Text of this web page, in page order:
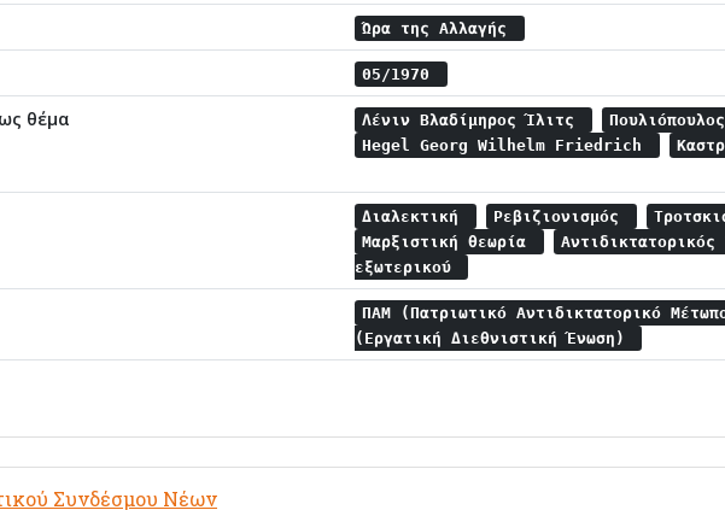
Ώρα της Αλλαγής
05/1970
θέμα Λένιν Βλαδίμηρος Ίλιτς
Hegel Georg Wilhelm Friedrich
Διαλεκτική Ρεβιζιονισμός
Μαρξιστική θεωρία
Αντιδικτατορικός
εξωτερικού
ΠΑΜ (Πατριωτικό Αντιδικτατορικό
(Εργατική Διεθνιστική Ένωση)
Συνδέσμου Νέων